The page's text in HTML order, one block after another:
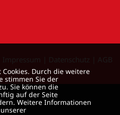
Durch die weitere
stimmen Sie der
Sie können die
auf der Seite
Weitere Informationen